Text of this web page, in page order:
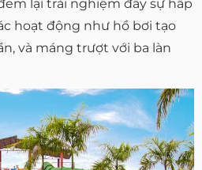
lại trải nghiệm đầy sự hấp
hoạt động như hồ bơi tạo
và máng trượt với ba làn